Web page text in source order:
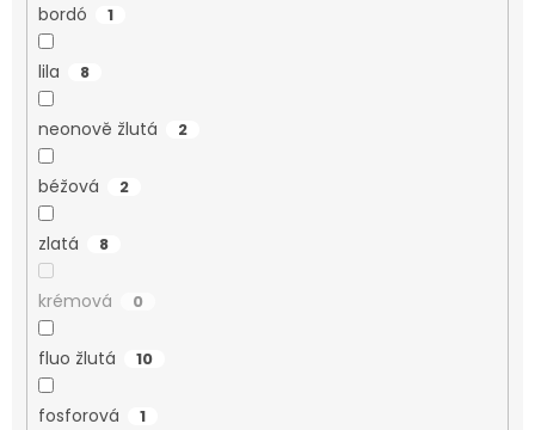
bordó 1
lila 8
neonově žlutá 2
béžová 2
zlatá 8
krémová 0
fluo žlutá 10
fosforová 1